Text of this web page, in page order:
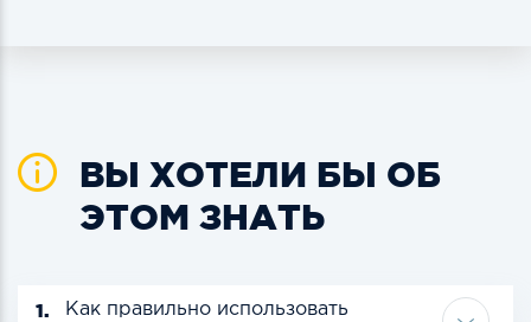
ВЫ ХОТЕЛИ БЫ ОБ
ЭТОМ ЗНАТЬ
1.
Как правильно использовать